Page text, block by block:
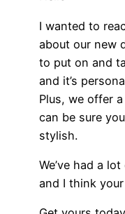
I wanted to
about our new
to put on and
and it’s
Plus, we offer
can be sure
stylish.
We’ve had a
and I think